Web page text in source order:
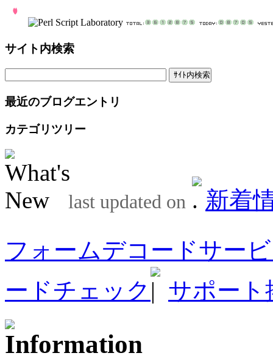
サイト内検索
最近のブログエントリ
カテゴリツリー
last updated on
新着
フォームデコードサー
ードチェック
サポート